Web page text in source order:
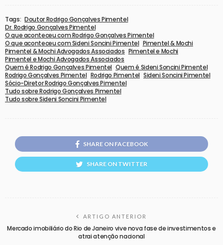
Tags: Doutor Rodrigo Gonçalves Pimentel
Dr. Rodrigo Gonçalves Pimentel
O que aconteceu com Rodrigo Gonçalves Pimentel
O que aconteceu com Sideni Soncini Pimentel Pimentel & Mochi
Pimentel & Mochi Advogados Associados Pimentel e Mochi
Pimentel e Mochi Advogados Associados
Quem é Rodrigo Gonçalves Pimentel Quem é Sideni Soncini Pimentel
Rodrigo Gonçalves Pimentel Rodrigo Pimentel Sideni Soncini Pimentel
Sócio-Diretor Rodrigo Gonçalves Pimentel
Tudo sobre Rodrigo Gonçalves Pimentel
Tudo sobre Sideni Soncini Pimentel
SHARE ON FACEBOOK
SHARE ON TWITTER
ARTIGO ANTERIOR
Mercado imobiliário do Rio de Janeiro vive nova fase de investimentos e
atrai atenção nacional